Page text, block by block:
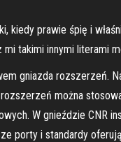
prawie śpię i
takimi innymi literami
gniazda
można
W gnieździe
porty i standardy